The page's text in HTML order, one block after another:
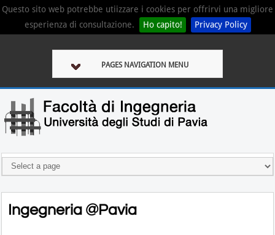
Questo sito web potrebbe utiizzare i cookies per offrirvi una migliore
esperienza di consultazione.
Ho capito! Privacy Policy
PAGES NAVIGATION MENU
Ingegneria @Pavia